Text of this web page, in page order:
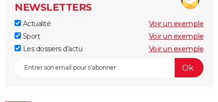
NEWSLETTERS
Actualité
Voir un exemple
Sport
Voir un exemple
Les dossiers d'actu
Voir un exemple